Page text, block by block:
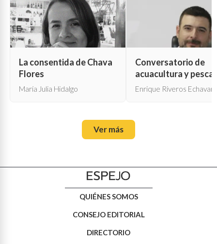
La consentida de Chava
Flores
María Julia Hidalgo
Conversatorio de
acuacultura y pesca
Enrique Riveros
Ver más
QUIÉNES SOMOS
CONSEJO EDITORIAL
DIRECTORIO